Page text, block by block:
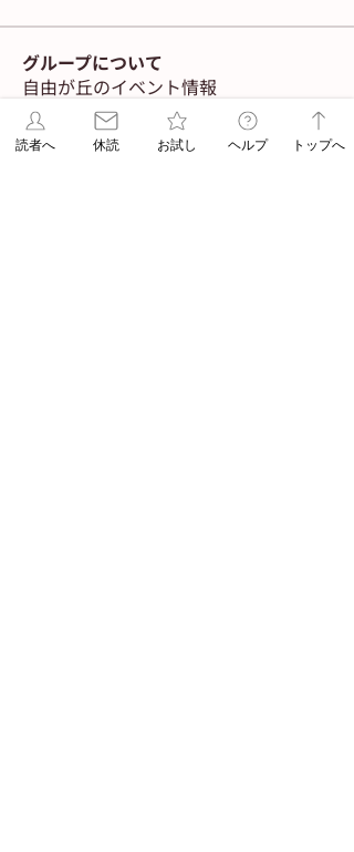
グループについて
自由が丘のイベント情報
メンバー
読者へ 休読 お試し ヘルプ トップへ